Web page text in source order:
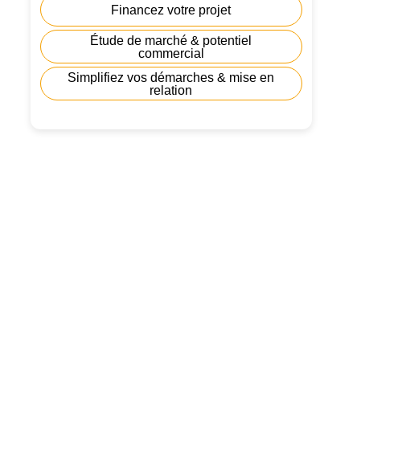
Financez votre projet
Étude de marché & potentiel
commercial
Simplifiez vos démarches & mise en
relation